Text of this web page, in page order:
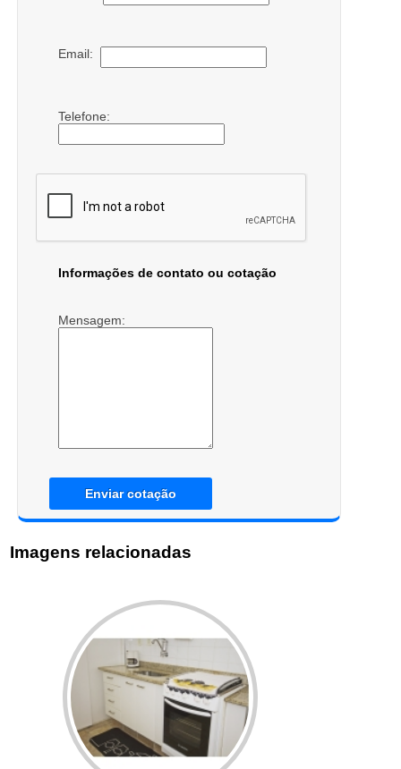
Email:
Telefone:
Informações de contato ou cotação
Mensagem:
Enviar cotação
Imagens relacionadas